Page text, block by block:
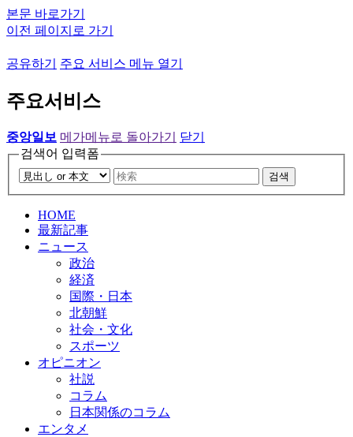
본문 바로가기
이전 페이지로 가기
공유하기 주요 서비스 메뉴 열기
주요서비스
중앙일보 메가메뉴로 돌아가기
닫기
검색어 입력폼
검색
HOME
最新記事
ニュース
政治
経済
国際・日本
北朝鮮
社会・文化
スポーツ
オピニオン
社説
コラム
日本関係のコラム
エンタメ